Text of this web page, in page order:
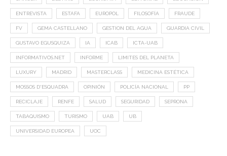
ENTREVISTA ESTAFA EUROPOL FILOSOFÍA FRAUDE
FV GEMA CASTELLANO GESTION DEL AGUA GUARDIA CIVIL
GUSTAVO EGUSQUIZA IA ICAB ICTA-UAB
INFORMATIVOS.NET INFORME LIMITES DEL PLANETA
LUXURY MADRID MASTERCLASS MEDICINA ESTÉTICA
MOSSOS D'ESQUADRA OPINIÓN POLICÍA NACIONAL PP
RECICLAJE RENFE SALUD SEGURIDAD SEPRONA
TABAQUISMO TURISMO UAB UB
UNIVERSIDAD EUROPEA UOC